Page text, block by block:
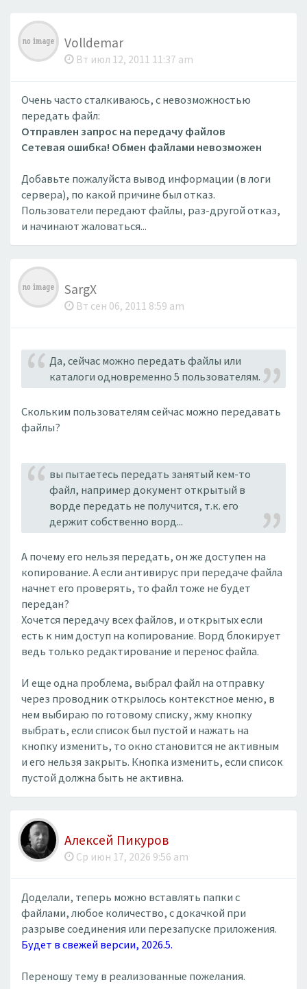
Volldemar
Вт июл 12, 2011 11:37 am
Очень часто сталкиваюсь, с невозможностью
передать файл:
Отправлен запрос на передачу файлов
Сетевая ошибка! Обмен файлами невозможен
Добавьте пожалуйста вывод информации (в логи
сервера), по какой причине был отказ.
Пользователи передают файлы, раз-другой отказ,
и начинают жаловаться...
SargX
Вт сен 06, 2011 8:59 am
Да, сейчас можно передать файлы или
каталоги одновременно 5 пользователям.
Скольким пользователям сейчас можно передавать
файлы?
вы пытаетесь передать занятый кем-то
файл, например документ открытый в
ворде передать не получится, т.к. его
держит собственно ворд...
А почему его нельзя передать, он же доступен на
копирование. А если антивирус при передаче файла
начнет его проверять, то файл тоже не будет
передан?
Хочется передачу всех файлов, и открытых если
есть к ним доступ на копирование. Ворд блокирует
ведь только редактирование и перенос файла.
И еще одна проблема, выбрал файл на отправку
через проводник открылось контекстное меню, в
нем выбираю по готовому списку, жму кнопку
выбрать, если список был пустой и нажать на
кнопку изменить, то окно становится не активным
и его нельзя закрыть. Кнопка изменить, если список
пустой должна быть не активна.
Алексей Пикуров
Ср июн 17, 2026 9:56 am
Доделали, теперь можно вставлять папки с
файлами, любое количество, с докачкой при
разрыве соединения или перезапуске приложения.
Будет в свежей версии, 2026.5.
Переношу тему в реализованные пожелания.